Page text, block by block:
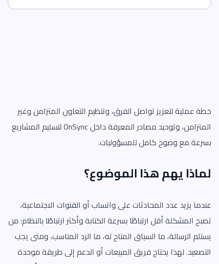
خطة عملية لتعزيز تواصل الفرق، وتنظيم التعاون المتزامن وغير
المتزامن، وتوحيد مصادر المعرفة داخل OnSync لتسليم المشاريع
بسرعة مع وضوح كامل للمسؤوليات.
لماذا يهم هذا الموضوع؟
عندما يزيد عدد المحادثات على واتساب أو القنوات الاجتماعية،
تصبح المشكلة أقل ارتباطًا بسرعة الكتابة وأكثر ارتباطًا بالنظام: من
يستلم الرسالة، ما السياق المتاح له، ما الرد المناسب، ومتى يجب
التصعيد. لهذا يحتاج فريق المبيعات أو الدعم إلى طريقة موحدة